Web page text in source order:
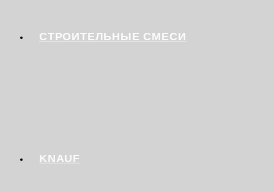
СТРОИТЕЛЬНЫЕ СМЕСИ
KNAUF